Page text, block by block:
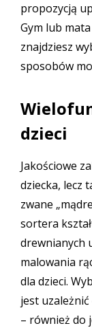
propozycją
Gym lub
znajdziesz
sposobów
dzieci
Jakościowe
dziecka, lecz
zwane
sortera
drewnianych
malowania
dla dzieci.
jest
– również do